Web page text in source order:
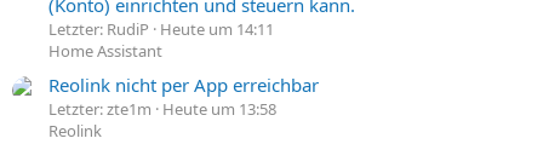
Letzter: RudiP
Heute um 14:11
Home Assistant
Reolink nicht per App erreichbar
Letzter: zte1m
Heute um 13:58
Reolink